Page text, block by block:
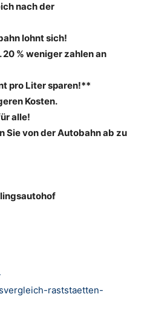
nach der
lohnt sich!
% weniger zahlen an
pro Liter sparen!**
Kosten.
alle!
Sie von der Autobahn ab zu
raststaetten-